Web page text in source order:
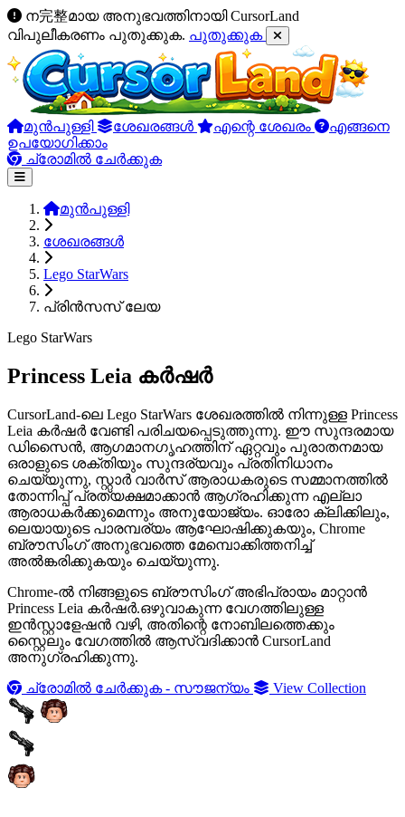
ന完整മായ അനുഭവത്തിനായി CursorLand
വിപുലീകരണം പുതുക്കുക. പുതുക്കുക
മുൻപുള്ളി ശേഖരങ്ങൾ എന്റെ ശേഖരം
എങ്ങനെ
ഉപയോഗിക്കാം
ച്രോമിൽ ചേർക്കുക
മുൻപുള്ളി
ശേഖരങ്ങൾ
Lego StarWars
പ്രിൻസസ് ലേയ
Lego StarWars
Princess Leia കർഷർ
CursorLand-ലെ Lego StarWars ശേഖരത്തിൽ നിന്നുള്ള Princess
Leia കർഷർ വേണ്ടി പരിചയപ്പെടുത്തുന്നു. ഈ സുന്ദരമായ
ഡിസൈൻ, ആഗമാനഗൃഹത്തിന് ഏറ്റവും പുരാതനമായ
ഒരാളുടെ ശക്തിയും സുന്ദര്യവും പ്രതിനിധാനം
ചെയ്യുന്നു, സ്റ്റാർ വാർസ് ആരാധകരുടെ സമ്മാനത്തിൽ
തോന്നിപ്പ് പ്രത്യക്ഷമാക്കാൻ ആഗ്രഹിക്കുന്ന എല്ലാ
ആരാധകർക്കുമെന്നും അനുയോജ്യം. ഓരോ ക്ലിക്കിലും,
ലെയായുടെ പാരമ്പര്യം ആഘോഷിക്കുകയും, Chrome
ബ്രൗസിംഗ് അനുഭവത്തെ മേമ്പൊക്കിത്തനിച്ച്
അൽങ്കരിക്കുകയും ചെയ്യുന്നു.
Chrome-ൽ നിങ്ങളുടെ ബ്രൗസിംഗ് അഭിപ്രായം മാറ്റാൻ
Princess Leia കർഷർ.ഒഴുവാകുന്ന വേഗത്തിലുള്ള
ഇൻസ്റ്റാളേഷൻ വഴി, അതിന്റെ നോബിലത്തെക്കും
സ്റ്റൈലും വേഗത്തിൽ ആസ്വദിക്കാൻ CursorLand
അനുഗ്രഹിക്കുന്നു.
ച്രോമിൽ ചേർക്കുക - സൗജന്യം
View Collection